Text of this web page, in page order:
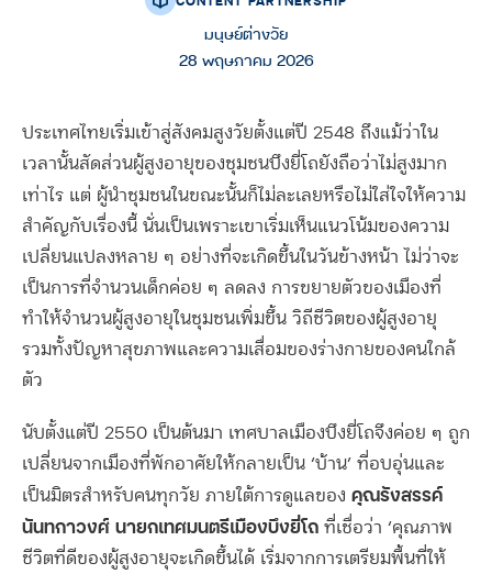
มนุษย์ต่างวัย
28 พฤษภาคม 2026
ประเทศไทยเริ่มเข้าสู่สังคมสูงวัยตั้งแต่ปี 2548 ถึงแม้ว่าใน
เวลานั้นสัดส่วนผู้สูงอายุของชุมชนบึงยี่โถยังถือว่าไม่สูงมาก
เท่าไร แต่ ผู้นำชุมชนในขณะนั้นก็ไม่ละเลยหรือไม่ใส่ใจให้ความ
สำคัญกับเรื่องนี้ นั่นเป็นเพราะเขาเริ่มเห็นแนวโน้มของความ
เปลี่ยนแปลงหลาย ๆ อย่างที่จะเกิดขึ้นในวันข้างหน้า ไม่ว่าจะ
เป็นการที่จำนวนเด็กค่อย ๆ ลดลง การขยายตัวของเมืองที่
ทำให้จำนวนผู้สูงอายุในชุมชนเพิ่มขึ้น วิถีชีวิตของผู้สูงอายุ
รวมทั้งปัญหาสุขภาพและความเสื่อมของร่างกายของคนใกล้
ตัว
นับตั้งแต่ปี 2550 เป็นต้นมา เทศบาลเมืองบึงยี่โถจึงค่อย ๆ ถูก
เปลี่ยนจากเมืองที่พักอาศัยให้กลายเป็น ‘บ้าน’ ที่อบอุ่นและ
เป็นมิตรสำหรับคนทุกวัย ภายใต้การดูแลของ คุณรังสรรค์
นันทกาวงศ์ นายกเทศมนตรีเมืองบึงยี่โถ ที่เชื่อว่า ‘คุณภาพ
ชีวิตที่ดีของผู้สูงอายุจะเกิดขึ้นได้ เริ่มจากการเตรียมพื้นที่ให้